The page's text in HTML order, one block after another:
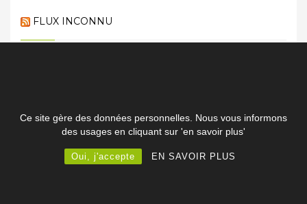
Ce site gère des données personnelles. Nous vous informons
des usages en cliquant sur 'en savoir plus'
Oui, j'accepte EN SAVOIR PLUS
FLUX INCONNU
© 2018 - 2026 - Tous droits réservés - Luc Mespouille - Powered by
Digital BEATS